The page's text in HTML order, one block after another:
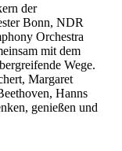
der
Bonn, NDR
Orchestra
mit dem
Wege.
Margaret
Hanns
genießen und